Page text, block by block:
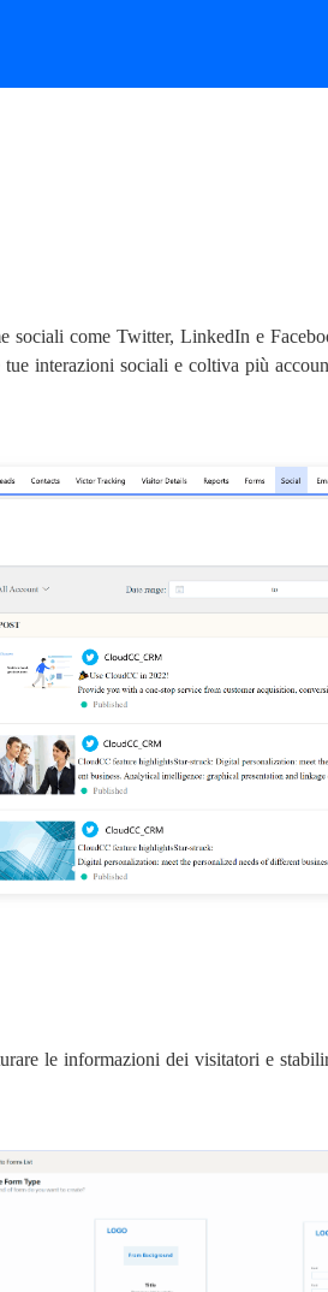
sociali come Twitter, LinkedIn e
interazioni sociali e coltiva più
le informazioni dei visitatori e